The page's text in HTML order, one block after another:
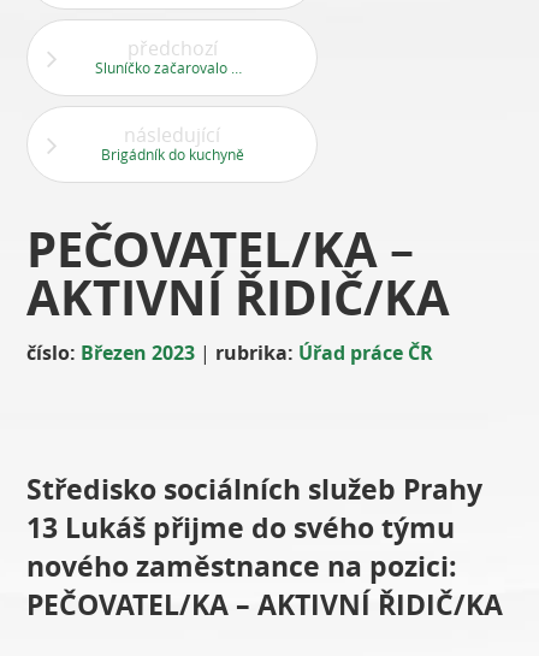
předchozí
následující
Brigádník do kuchyně
PEČOVATEL/KA –
AKTIVNÍ ŘIDIČ/KA
číslo: Březen 2023 | rubrika: Úřad práce ČR
Středisko sociálních služeb Prahy
13 Lukáš přijme do svého týmu
nového zaměstnance na pozici:
PEČOVATEL/KA – AKTIVNÍ ŘIDIČ/KA